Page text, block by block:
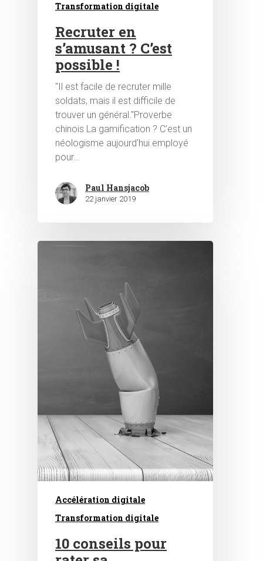
Transformation digitale
Recruter en
s’amusant ? C’est
possible !
"Il est facile de recruter mille
soldats, mais il est difficile de
trouver un général."Proverbe
chinois La gamification ? C’est un
néologisme aujourd'hui employé
pour…
Paul Hansjacob
22 janvier 2019
Accélération digitale
Transformation digitale
10 conseils pour